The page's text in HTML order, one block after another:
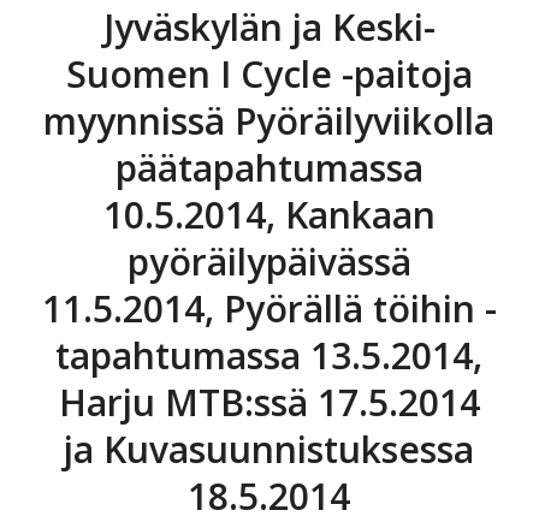
Jyväskylän ja Keski-
Suomen I Cycle -paitoja
myynnissä Pyöräilyviikolla
päätapahtumassa
10.5.2014, Kankaan
pyöräilypäivässä
11.5.2014, Pyörällä töihin -
tapahtumassa 13.5.2014,
Harju MTB:ssä 17.5.2014
ja Kuvasuunnistuksessa
18.5.2014